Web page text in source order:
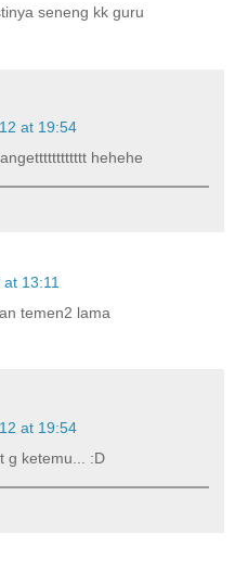
seneng kk guru
at 19:54
hehehe
13:11
temen2 lama
at 19:54
g ketemu... :D